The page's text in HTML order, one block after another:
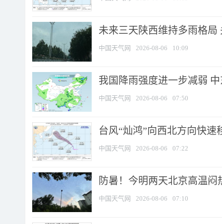
未来三天陕西维持多雨格局
中国天气网 2026-08-06 10:09
我国降雨强度进一步减弱
中国天气网 2026-08-06 07:50
台风“灿鸿”向西北方向快
中国天气网 2026-08-06 07:22
防暑！今明两天北京高温
中国天气网 2026-08-06 07:10